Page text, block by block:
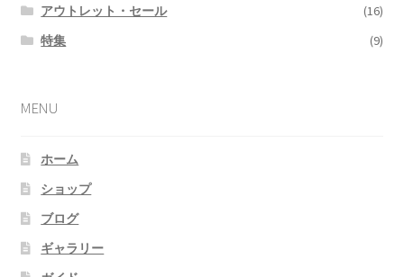
アウトレット・セール
(16)
特集
(9)
MENU
ホーム
ショップ
ブログ
ギャラリー